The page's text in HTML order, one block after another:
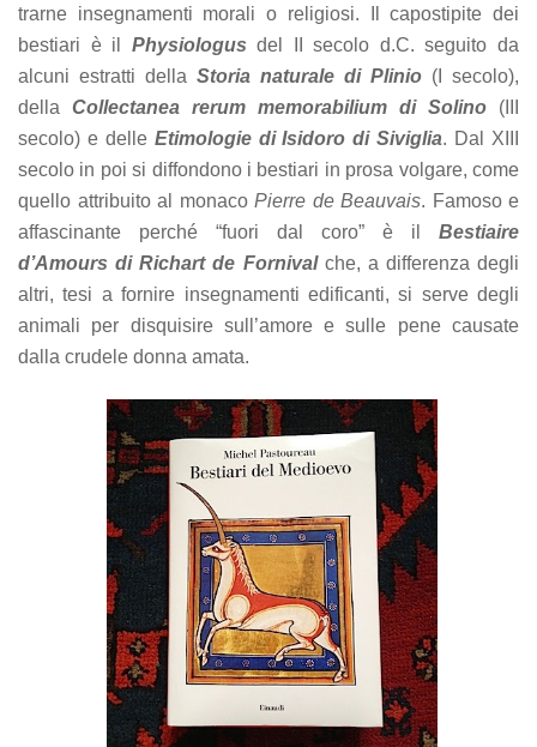
trarne insegnamenti morali o religiosi. Il capostipite dei
bestiari è il Physiologus del II secolo d.C. seguito da
alcuni estratti della Storia naturale di Plinio (I secolo),
della Collectanea rerum memorabilium di Solino (III
secolo) e delle Etimologie di Isidoro di Siviglia. Dal XIII
secolo in poi si diffondono i bestiari in prosa volgare, come
quello attribuito al monaco Pierre de Beauvais. Famoso e
affascinante perché “fuori dal coro” è il Bestiaire
d’Amours di Richart de Fornivalche, a differenza degli
altri, tesi a fornire insegnamenti edificanti, si serve degli
animali per disquisire sull’amore e sulle pene causate
dalla crudele donna amata.
offers.